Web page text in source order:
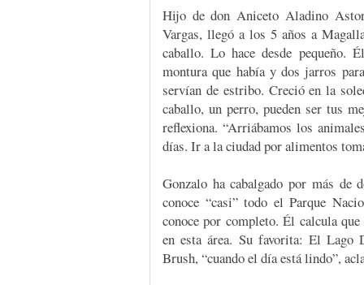
Hijo de don Aniceto Aladino
Vargas, llegó a los 5 años a
caballo. Lo hace desde pequeño.
montura que había y dos jarros
servían de estribo. Creció en la
caballo, un perro, pueden ser tus
reflexiona. “Arriábamos los
días. Ir a la ciudad por alimentos
Gonzalo ha cabalgado por más de
conoce “casi” todo el Parque
conoce por completo. Él calcula
en esta área. Su favorita: El Lago
Brush, “cuando el día está lindo”,